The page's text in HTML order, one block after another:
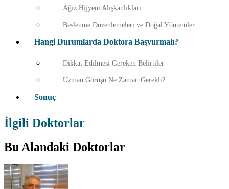
Ağız Hijyeni Alışkanlıkları
Beslenme Düzenlemeleri ve Doğal Yöntemler
Hangi Durumlarda Doktora Başvurmalı?
Dikkat Edilmesi Gereken Belirtiler
Uzman Görüşü Ne Zaman Gerekli?
Sonuç
İlgili Doktorlar
Bu Alandaki Doktorlar